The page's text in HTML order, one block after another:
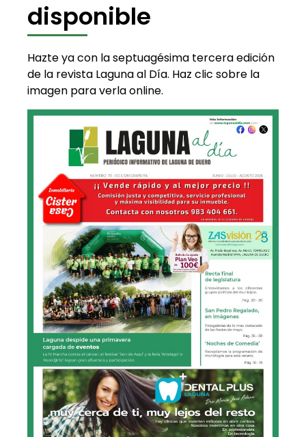
disponible
Hazte ya con la septuagésima tercera edición
de la revista Laguna al Día. Haz clic sobre la
imagen para verla online.